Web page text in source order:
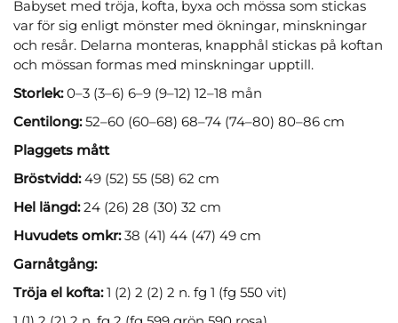
Babyset med tröja, kofta, byxa och mössa som stickas
var för sig enligt mönster med ökningar, minskningar
och resår. Delarna monteras, knapphål stickas på koftan
och mössan formas med minskningar upptill.
Storlek:0–3 (3–6) 6–9 (9–12) 12–18 mån
Centilong:52–60 (60–68) 68–74 (74–80) 80–86 cm
Plaggets mått
Bröstvidd:49 (52) 55 (58) 62 cm
Hel längd:24 (26) 28 (30) 32 cm
Huvudets omkr:38 (41) 44 (47) 49 cm
Garnåtgång:
Tröja el kofta:1 (2) 2 (2) 2 n. fg 1 (fg 550 vit)